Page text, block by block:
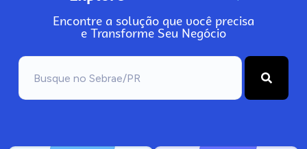
Encontre a solução que você precisa
e Transforme Seu Negócio